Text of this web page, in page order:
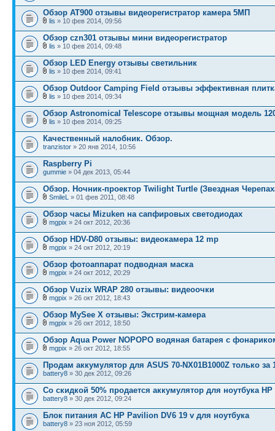
Обзор AT900 отзывы видеорегистратор камера 5МП
lis » 10 фев 2014, 09:56
Обзор czn301 отзывы мини видеорегистратор
lis » 10 фев 2014, 09:48
Обзор LED Energy отзывы светильник
lis » 10 фев 2014, 09:41
Обзор Outdoor Camping Field отзывы эффективная
lis » 10 фев 2014, 09:34
Обзор Astronomical Telescope отзывы мощная модель
lis » 10 фев 2014, 09:25
Качественный налобник. Обзор.
tranzistor » 20 янв 2014, 10:56
Raspberry Pi
gummie » 04 дек 2013, 05:44
Обзор. Ночник-проектор Twilight Turtle (Звездная
SmileL » 01 фев 2011, 08:48
Обзор часы Mizuken на сапфировых светодиодах
mgpix » 24 окт 2012, 20:36
Обзор HDV-D80 отзывы: видеокамера 12 mp
mgpix » 24 окт 2012, 20:19
Обзор фотоаппарат подводная маска
mgpix » 24 окт 2012, 20:29
Обзор Vuzix WRAP 280 отзывы: видеоочки
mgpix » 26 окт 2012, 18:43
Обзор MySee X отзывы: Экстрим-камера
mgpix » 26 окт 2012, 18:50
Обзор Aqua Power NOPOPO водяная батарея с
mgpix » 26 окт 2012, 18:55
Продам аккумулятор для ASUS 70-NX01B1000Z только за
battery8 » 30 дек 2012, 09:26
Со скидкой 50% продается аккумулятор для ноутбука HP
battery8 » 30 дек 2012, 09:24
Блок питания AC HP Pavilion DV6 19 v для ноутбука
battery8 » 23 ноя 2012, 05:59